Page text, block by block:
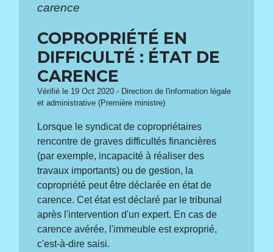
carence
COPROPRIÉTÉ EN
DIFFICULTÉ : ÉTAT DE
CARENCE
Vérifié le 19 Oct 2020 - Direction de l'information légale
et administrative (Première ministre)
Lorsque le syndicat de copropriétaires
rencontre de graves difficultés financières
(par exemple, incapacité à réaliser des
travaux importants) ou de gestion, la
copropriété peut être déclarée en état de
carence. Cet état est déclaré par le tribunal
après l'intervention d'un expert. En cas de
carence avérée, l'immeuble est exproprié,
c'est-à-dire saisi.